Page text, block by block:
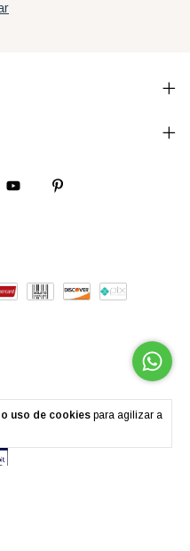
uso de cookies para agilizar a